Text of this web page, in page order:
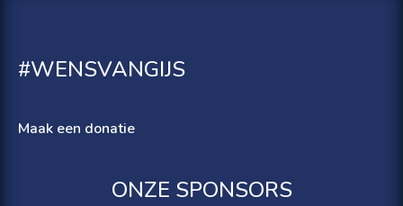
#WENSVANGIJS
Maak een donatie
ONZE SPONSORS